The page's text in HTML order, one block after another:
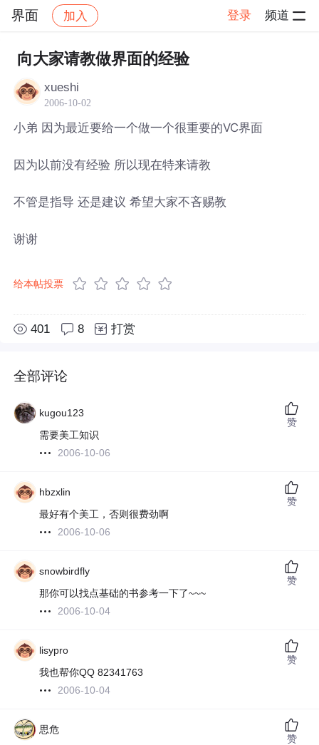
界面 加入 登录 频道
社区 界面 帖子详情
向大家请教做界面的经验
xueshi
2006-10-02
小弟 因为最近要给一个做一个很重要的VC界面
因为以前没有经验 所以现在特来请教
不管是指导 还是建议 希望大家不吝赐教
谢谢
给本帖投票
401 8 打赏
全部评论
kugou123
需要美工知识
2006-10-06
赞
hbzxlin
最好有个美工，否则很费劲啊
2006-10-06
赞
snowbirdfly
那你可以找点基础的书参考一下了~~~
2006-10-04
赞
lisypro
我也帮你QQ 82341763
2006-10-04
赞
思危
赞